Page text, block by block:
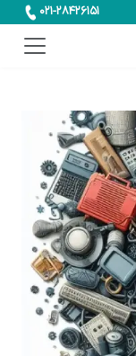
021-28426151